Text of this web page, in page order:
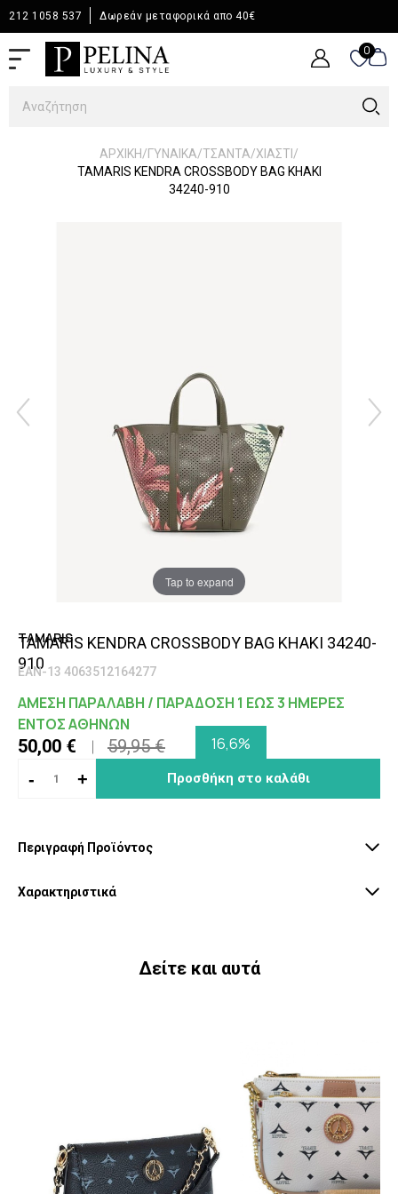
212 1058 537 Δωρεάν μεταφορικά απο 40€
0
0
ΑΡΧΙΚΉ/ΓΥΝΑΙΚΑ/ΤΣΑΝΤΑ/ΧΙΑΣΤΙ /
TAMARIS KENDRA CROSSBODY BAG KHAKI
34240-910
Tap to expand
TAMARIS
TAMARIS KENDRA CROSSBODY BAG KHAKI 34240-
910
EAN-13 4063512164277
ΑΜΕΣΗ ΠΑΡΑΛΑΒΗ / ΠΑΡΑΔΟΣΗ 1 ΕΩΣ 3 ΗΜΕΡΕΣ
ΕΝΤΟΣ ΑΘΗΝΩΝ
50,00 € 59,95 €
16,6%
-
+ Προσθήκη στο καλάθι
Περιγραφή Προϊόντος
Χαρακτηριστικά
Δείτε και αυτά